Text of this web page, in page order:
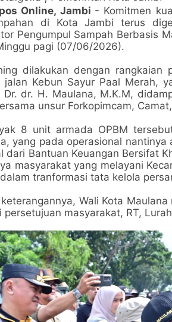
Online, Jambi - Komitmen
di Kota Jambi terus
Pengumpul Sampah Berbasis
pagi (07/06/2026).
dilakukan dengan rangkaian
jalan Kebun Sayur Paal Merah,
Dr. dr. H. Maulana, M.K.M,
unsur Forkopimcam,
8 unit armada OPBM
yang pada operasional
dari Bantuan Keuangan Bersifat
masyarakat yang melayani
tranformasi tata kelola
Wali Kota
persetujuan masyarakat, RT,